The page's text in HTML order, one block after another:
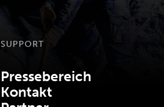
SUPPORT
Pressebereich
Kontakt